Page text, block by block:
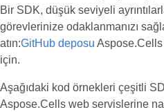
Bir SDK, düşük seviyeli
görevlerinize odaklanmanızı
atın:GitHub deposu Aspose.Cells
için.
Aşağıdaki kod örnekleri çeşitli
Aspose.Cells web servislerine